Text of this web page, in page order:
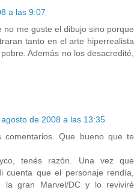
a las 9:07
no me guste el dibujo sino porque
tanto en el arte hiperrealista
Además no los desacredité,
de 2008 a las 13:35
comentarios. Que bueno que te
tenés razón. Una vez que
cuenta que el personaje rendía,
gran Marvel/DC y lo reviviré